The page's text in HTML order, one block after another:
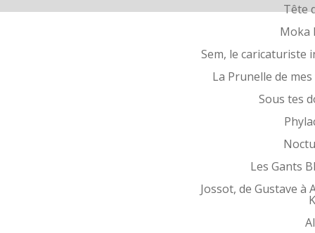
Tête
Moka
Sem, le caricaturiste
La Prunelle de mes
Sous tes
Les Gants
Jossot, de Gustave à